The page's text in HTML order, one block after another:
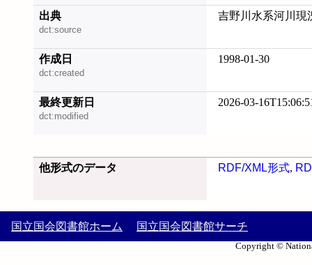
出典
dct:source
吉野川水系河川現
作成日
dct:created
1998-01-30
最終更新日
dct:modified
2026-03-
他形式のデータ RDF/XML形式,
国立国会図書館ホーム 国立国会図書館サーチ
Copyright ©